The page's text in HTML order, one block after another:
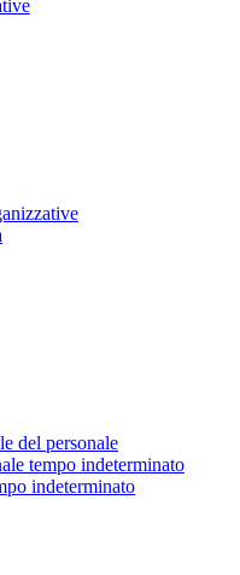
del personale
tempo indeterminato
indeterminato